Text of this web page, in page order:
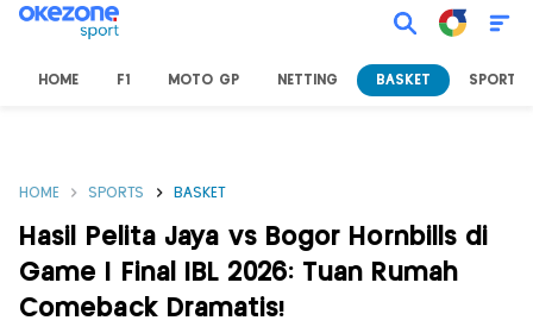
HOME F1 MOTO GP NETTING BASKET SPORT
HOME SPORTS BASKET
Hasil Pelita Jaya vs Bogor Hornbills di
Game I Final IBL 2026: Tuan Rumah
Comeback Dramatis!